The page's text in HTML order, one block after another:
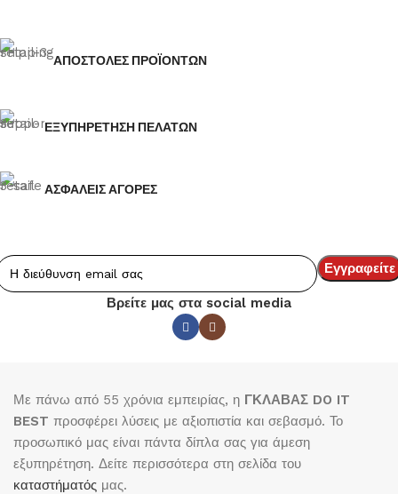
ΑΠΟΣΤΟΛΕΣ ΠΡΟΪΟΝΤΩΝ
ΕΞΥΠΗΡΕΤΗΣΗ ΠΕΛΑΤΩΝ
ΑΣΦΑΛΕΙΣ ΑΓΟΡΕΣ
Βρείτε μας στα social media
Με πάνω από 55 χρόνια εμπειρίας, η ΓΚΛΑΒΑΣ DO IT
BEST προσφέρει λύσεις με αξιοπιστία και σεβασμό. Το
προσωπικό μας είναι πάντα δίπλα σας για άμεση
εξυπηρέτηση. Δείτε περισσότερα στη σελίδα του
καταστήματός μας.